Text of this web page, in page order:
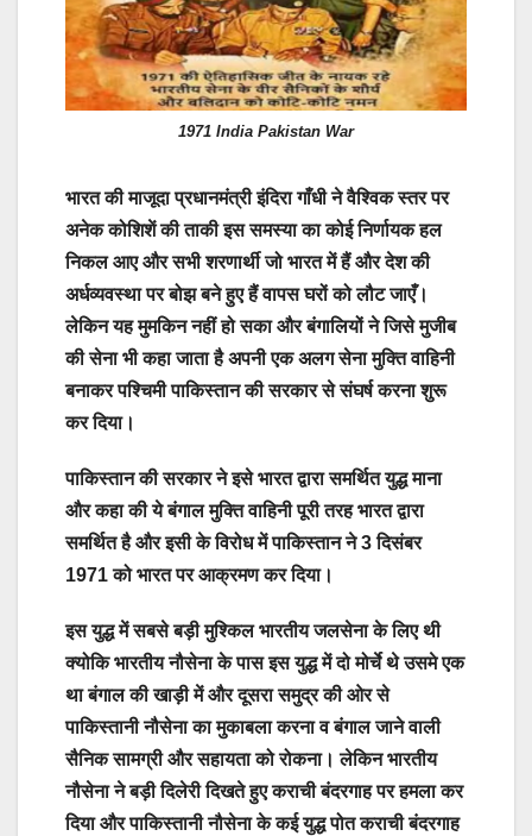
1971 India Pakistan War
भारत की माजूदा प्रधानमंत्री इंदिरा गाँधी ने वैश्विक स्तर पर
अनेक कोशिशें की ताकी इस समस्या का कोई निर्णायक हल
निकल आए और सभी शरणार्थी जो भारत में हैं और देश की
अर्धव्यवस्था पर बोझ बने हुए हैं वापस घरों को लौट जाएँ।
लेकिन यह मुमकिन नहीं हो सका और बंगालियों ने जिसे मुजीब
की सेना भी कहा जाता है अपनी एक अलग सेना मुक्ति वाहिनी
बनाकर पश्चिमी पाकिस्तान की सरकार से संघर्ष करना शुरू
कर दिया।
पाकिस्तान की सरकार ने इसे भारत द्वारा समर्थित युद्ध माना
और कहा की ये बंगाल मुक्ति वाहिनी पूरी तरह भारत द्वारा
समर्थित है और इसी के विरोध में पाकिस्तान ने 3 दिसंबर
1971 को भारत पर आक्रमण कर दिया।
इस युद्ध में सबसे बड़ी मुश्किल भारतीय जलसेना के लिए थी
क्योकि भारतीय नौसेना के पास इस युद्ध में दो मोर्चे थे उसमे एक
था बंगाल की खाड़ी में और दूसरा समुद्र की ओर से
पाकिस्तानी नौसेना का मुकाबला करना व बंगाल जाने वाली
सैनिक सामग्री और सहायता को रोकना। लेकिन भारतीय
नौसेना ने बड़ी दिलेरी दिखते हुए कराची बंदरगाह पर हमला कर
दिया और पाकिस्तानी नौसेना के कई युद्ध पोत कराची बंदरगाह